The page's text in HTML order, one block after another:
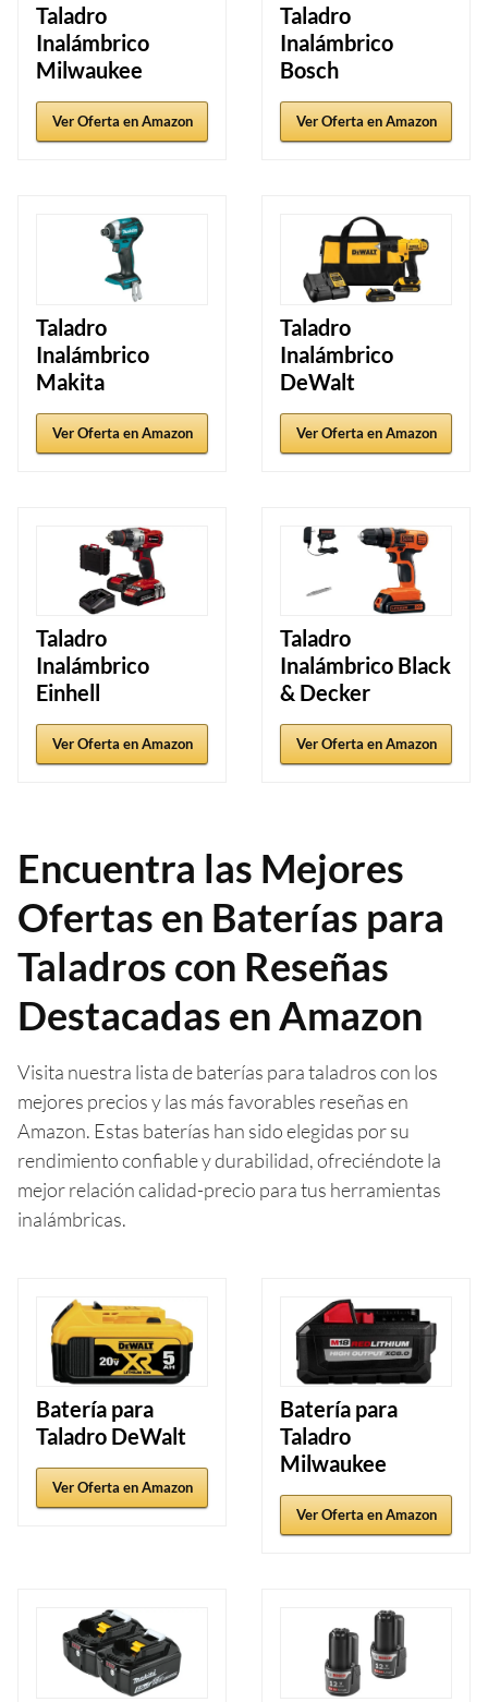
Taladro
Inalámbrico
Milwaukee
Ver Oferta en Amazon
Taladro
Inalámbrico
Bosch
Ver Oferta en Amazon
Taladro
Inalámbrico
Makita
Ver Oferta en Amazon
Taladro
Inalámbrico
DeWalt
Ver Oferta en Amazon
Taladro
Inalámbrico
Einhell
Ver Oferta en Amazon
Taladro
Inalámbrico Black
& Decker
Ver Oferta en Amazon
Encuentra las Mejores
Ofertas en Baterías para
Taladros con Reseñas
Destacadas en Amazon
Visita nuestra lista de baterías para taladros con los
mejores precios y las más favorables reseñas en
Amazon. Estas baterías han sido elegidas por su
rendimiento confiable y durabilidad, ofreciéndote la
mejor relación calidad-precio para tus herramientas
inalámbricas.
Batería para
Taladro DeWalt
Ver Oferta en Amazon
Batería para
Taladro
Milwaukee
Ver Oferta en Amazon